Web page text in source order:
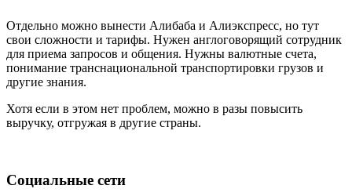
Отдельно можно вынести Алибаба и Алиэкспресс, но тут
свои сложности и тарифы. Нужен англоговорящий сотрудник
для приема запросов и общения. Нужны валютные счета,
понимание транснациональной транспортировки грузов и
другие знания.
Хотя если в этом нет проблем, можно в разы повысить
выручку, отгружая в другие страны.
Социальные сети